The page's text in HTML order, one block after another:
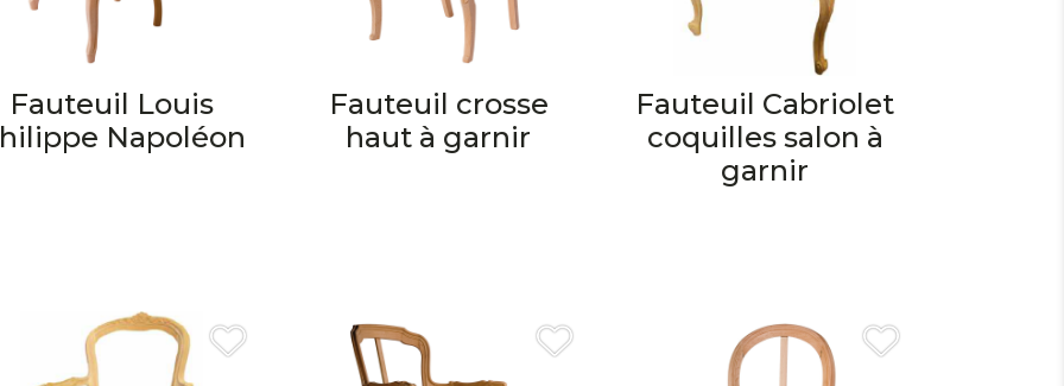
Fauteuil Louis
Napoléon
Fauteuil crosse
haut à garnir
Fauteuil Cabriolet
coquilles salon à
garnir